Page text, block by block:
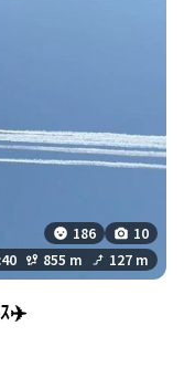
186
10
855 m 127 m
✈️